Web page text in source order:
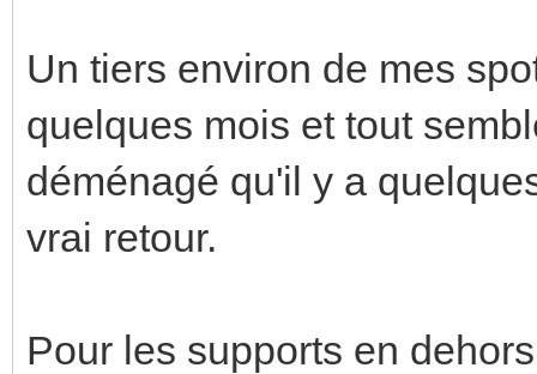
Un tiers environ de mes
quelques mois et tout
déménagé qu'il y a
vrai retour.
Pour les supports en